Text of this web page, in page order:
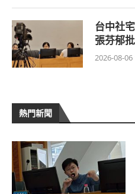
台中社
張芬郁
2026-08-06
熱門新聞